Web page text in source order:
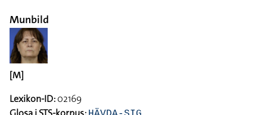
Munbild
[M]
Lexikon-ID:02169